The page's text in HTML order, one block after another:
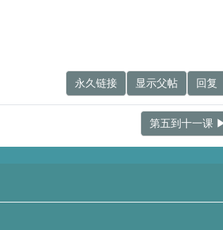
永久链接
显示父帖 回复
第五到十一课